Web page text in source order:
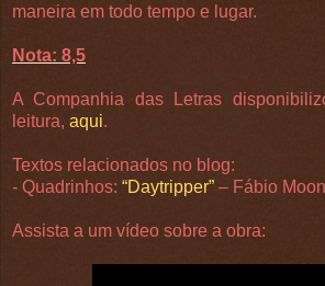
maneira em todo tempo e lugar.
Nota: 8,5
A Companhia das Letras
leitura, aqui.
Textos relacionados no blog:
- Quadrinhos: “Daytripper” – Fábio
Assista a um vídeo sobre a obra: